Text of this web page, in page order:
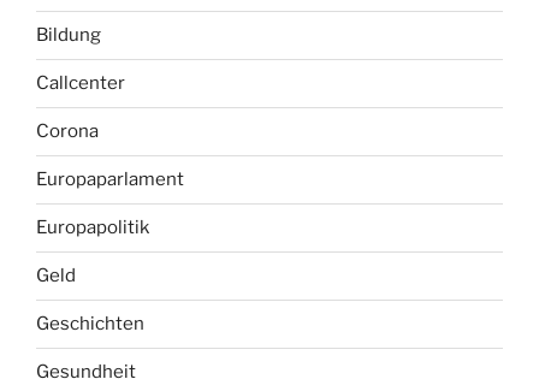
Bildung
Callcenter
Corona
Europaparlament
Europapolitik
Geld
Geschichten
Gesundheit